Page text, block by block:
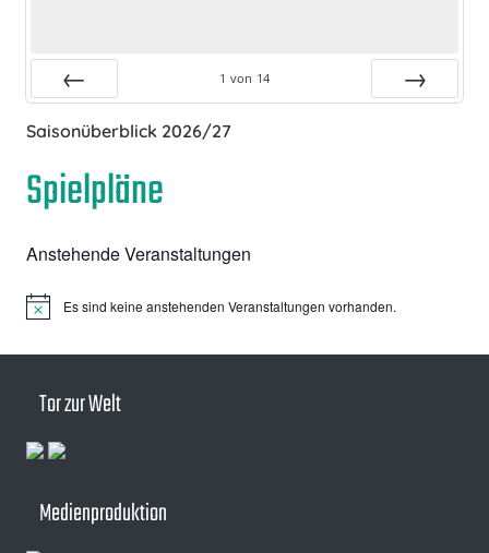
Tor zur Welt
Medienproduktion
1 von 14
Saisonüberblick 2026/27
Spielpläne
Anstehende Veranstaltungen
HinweisEs sind keine anstehenden Veranstaltungen vorhanden.